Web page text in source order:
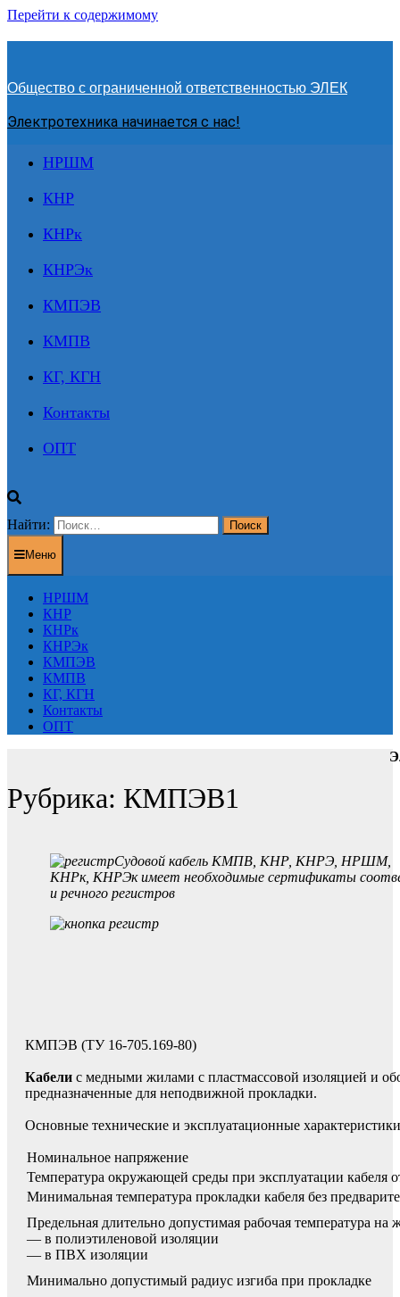
Перейти к содержимому
Общество с ограниченной ответственностью ЭЛЕК
Электротехника начинается с нас!
НРШМ
КНР
КНРк
КНРЭк
КМПЭВ
КМПВ
КГ, КГН
Контакты
ОПТ
Найти:
Меню
НРШМ
КНР
КНРк
КНРЭк
КМПЭВ
КМПВ
КГ, КГН
Контакты
ОПТ
Рубрика: КМПЭВ1
Судовой кабель КМПВ, КНР, КНРЭ, НРШМ,
КНРк, КНРЭк имеет необходимые сертификаты
и речного регистров
КМПЭВ (ТУ 16-705.169-80)
Кабели с медными жилами с пластмассовой изоляцией и
предназначенные для неподвижной прокладки.
Основные технические и эксплуатационные
Номинальное напряжение
Температура окружающей среды при эксплуатации кабеля
Минимальная температура прокладки кабеля без
Предельная длительно допустимая рабочая температура на
— в полиэтиленовой изоляции
— в ПВХ изоляции
Минимально допустимый радиус изгиба при прокладке